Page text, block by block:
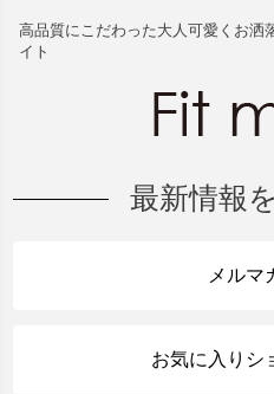
高品質にこだわった大人可愛くお洒
イト
最新情報
メルマ
お気に入りシ